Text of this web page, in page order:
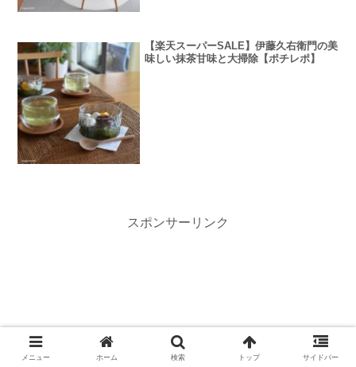
【楽天スーパーSALE】伊藤久右衛門の美
味しい抹茶甘味と大掃除【ポチレポ】
スポンサーリンク
メニュー ホーム 検索 トップ サイドバー